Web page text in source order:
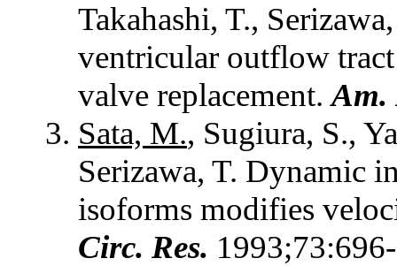
Takahashi, T.,
ventricular outflow
valve replacement.Am.
Sata, M., Sugiura, S.,
Serizawa, T. Dynamic
isoforms modifies
Circ. Res.